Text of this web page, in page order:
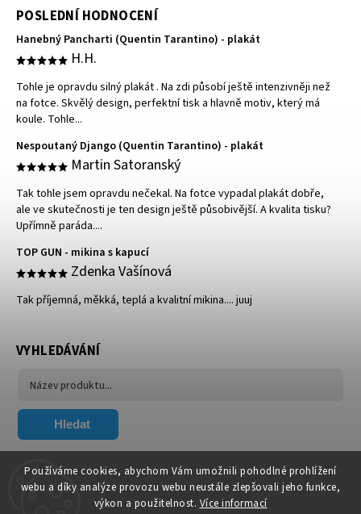
Používáme cookies, abychom Vám umožnili pohodlné prohlížení
webu a díky analýze provozu webu neustále zlepšovali jeho funkce,
výkon a použitelnost. Více informací
POSLEDNÍ HODNOCENÍ
Hanebný Pancharti (Quentin Tarantino) - plakát
H.H.
Tohle je opravdu silný plakát . Na zdi působí ještě intenzivněji než
na fotce. Skvělý design, perfektní tisk a hlavně motiv, který má
koule. Tohle...
Nespoutaný Django (Quentin Tarantino) - plakát
Martin Satoranský
Tak tohle jsem opravdu nečekal. Na fotce vypadal plakát dobře,
ale ve skutečnosti je ten design ještě působivější. A kvalita tisku?
Upřímně paráda....
TOP GUN - mikina s kapucí
Zdenka Vašínová
Tak příjemná, měkká, teplá a kvalitní mikina.... juuj
VYHLEDÁVÁNÍ
Hledat
FACEBOOK